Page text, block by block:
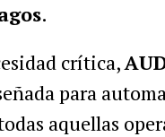
.
crítica,
para
aquellas